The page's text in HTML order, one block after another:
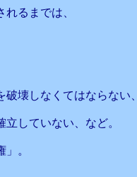
るまでは、
壊しなくてはならない、
していない、など。
。